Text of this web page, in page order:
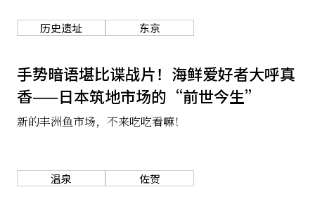
历史遗址 东京
手势暗语堪比谍战片！海鲜爱好者大呼真
香——日本筑地市场的“前世今生”
新的丰洲鱼市场，不来吃吃看嘛！
温泉 佐贺